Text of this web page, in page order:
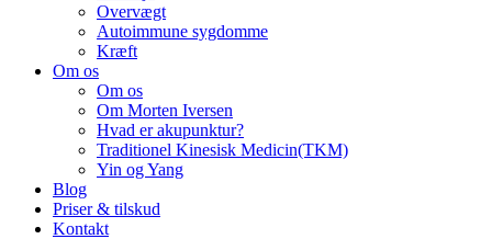
Overvægt
Autoimmune sygdomme
Kræft
Om os
Om os
Om Morten Iversen
Hvad er akupunktur?
Traditionel Kinesisk Medicin(TKM)
Yin og Yang
Blog
Priser & tilskud
Kontakt